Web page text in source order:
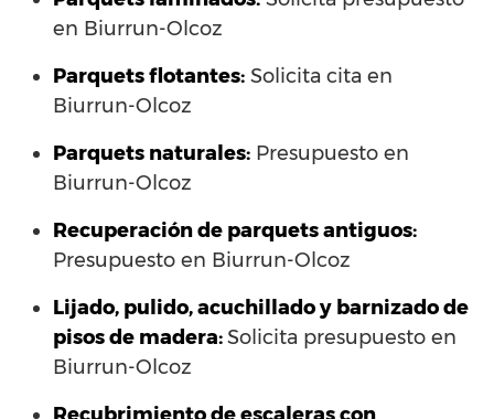
en Biurrun-Olcoz
Parquets flotantes: Solicita cita en
Biurrun-Olcoz
Parquets naturales: Presupuesto en
Biurrun-Olcoz
Recuperación de parquets antiguos:
Presupuesto en Biurrun-Olcoz
Lijado, pulido, acuchillado y barnizado de
pisos de madera:Solicita presupuesto en
Biurrun-Olcoz